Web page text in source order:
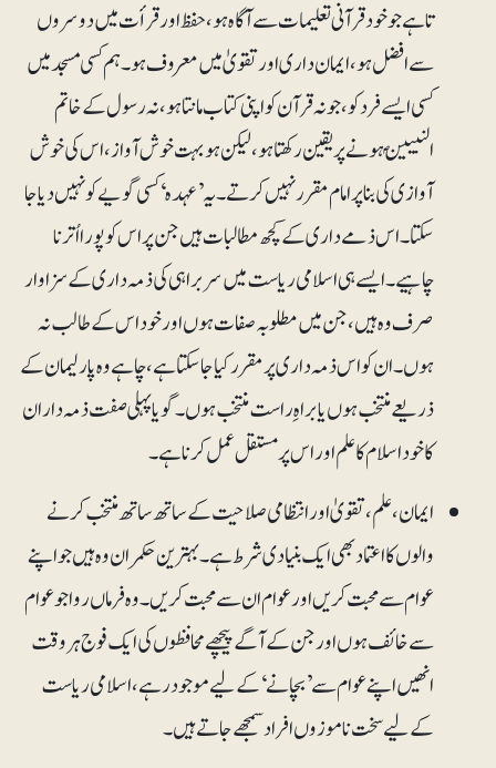
تا ہے جو خود قرآنی تعلیمات سے آگاہ ہو ، حفظ اور قرأت میں دوسروں
سے افضل ہو ، ایمان داری اور تقویٰ میں معروف ہو۔ ہم کسی مسجد میں
کسی ایسے فرد کو، جو نہ قرآن کو اپنی کتاب مانتا ہو، نہ رسول کے خاتم
النبیینؐ ہونے پر یقین رکھتا ہو، لیکن ہوبہت خوش آواز، اس کی خوش
آوازی کی بنا پر امام مقرر نہیں کرتے۔ یہ ’عہدہ‘ کسی گویے کو نہیں دیا جا
سکتا۔ اس ذمے داری کے کچھ مطالبات ہیں جن پر اس کو پورا اُترنا
چاہیے ۔ایسے ہی اسلامی ریاست میں سربراہی کی ذمہ داری کے سزاوار
صرف وہ ہیں، جن میں مطلوبہ صفات ہوں اور خود اس کے طالب نہ
ہوں۔ ان کو اس ذمہ داری پر مقرر کیا جاسکتا ہے،چاہے وہ پارلیمان کے
ذریعے منتخب ہوں یا براہِ راست منتخب ہوں۔ گویا پہلی صفت ذمہ داران
کا خود اسلام کا علم اور اس پر مستقل عمل کرناہے ۔
ایمان ، علم ، تقویٰ اور انتظامی صلاحیت کے ساتھ ساتھ منتخب کرنے
والوں کا اعتماد بھی ایک بنیادی شرط ہے۔بہترین حکمران وہ ہیں جو اپنے
عوام سے محبت کریں اور عوام ان سے محبت کریں ۔ وہ فرماں روا جو عوام
سے خائف ہوں اور جن کے آگے پیچھے محافظوں کی ایک فوج ہر وقت
انھیں اپنے عوام سے ’بچانے‘ کے لیے موجود رہے ، اسلامی ریاست
کے لیے سخت ناموزوں افراد سمجھے جاتے ہیں۔